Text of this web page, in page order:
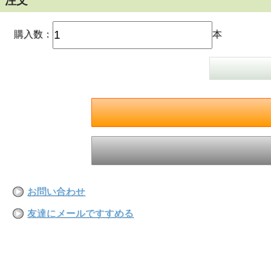
購入数： 本
お問い合わせ
友達にメールですすめる